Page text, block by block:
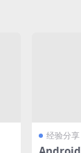
经验分享